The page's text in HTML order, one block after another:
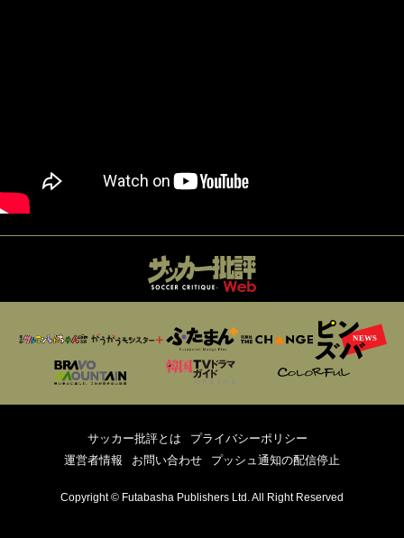
サッカー批評とは
プライバシーポリシー
運営者情報
お問い合わせ プッシュ通知の配信停止
Copyright © Futabasha Publishers Ltd. All Right Reserved